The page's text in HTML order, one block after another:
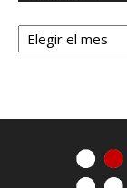
Archivos